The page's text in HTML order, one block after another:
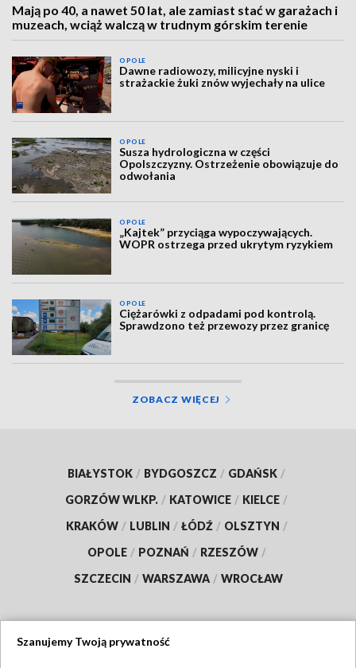
Mają po 40, a nawet 50 lat, ale zamiast stać w garażach i
muzeach, wciąż walczą w trudnym górskim terenie
OPOLE
Dawne radiowozy, milicyjne nyski i
strażackie żuki znów wyjechały na ulice
OPOLE
Susza hydrologiczna w części
Opolszczyzny. Ostrzeżenie obowiązuje do
odwołania
OPOLE
„Kajtek” przyciąga wypoczywających.
WOPR ostrzega przed ukrytym ryzykiem
OPOLE
Ciężarówki z odpadami pod kontrolą.
Sprawdzono też przewozy przez granicę
ZOBACZ WIĘCEJ
BIAŁYSTOK / BYDGOSZCZ / GDAŃSK /
GORZÓW WLKP. / KATOWICE / KIELCE /
KRAKÓW / LUBLIN / ŁÓDŹ / OLSZTYN /
OPOLE / POZNAŃ / RZESZÓW /
SZCZECIN / WARSZAWA / WROCŁAW
Szanujemy Twoją prywatność